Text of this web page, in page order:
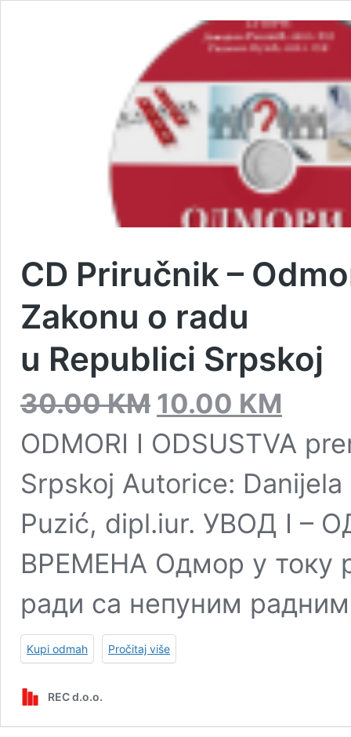
CD Priručnik –
Zakonu o radu
u Republici Srpskoj
30.00KM
Original
price
30.00 KM.
10.00 KM
10.00 KM.
ODMORI I ODSUSTVA
Srpskoj Autorice:
Puzić, dipl.iur. УВОД I –
ВРЕМЕНА Одмор у току
ради са непуним
Kupi odmah Pročitaj više
REC d.o.o.